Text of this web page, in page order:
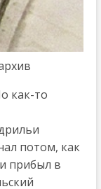
как-то
потом, как
прибыл в